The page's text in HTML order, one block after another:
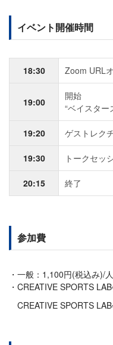
イベント開催時間
18:30 Zoom URL
19:00
開始
“ベイスター
19:20 ゲストレク
19:30 トークセッ
20:15 終了
参加費
一般：1,100円(税込み)/人
CREATIVE SPORTS
CREATIVE SPORTS